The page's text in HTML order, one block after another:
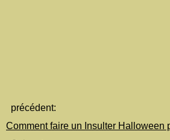
précédent:
Comment faire un Insulter Halloween